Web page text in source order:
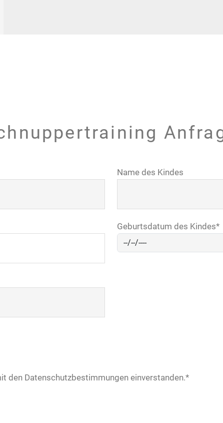
Name des Kindes
Geburtsdatum des Kindes*
den Datenschutzbestimmungen einverstanden.*